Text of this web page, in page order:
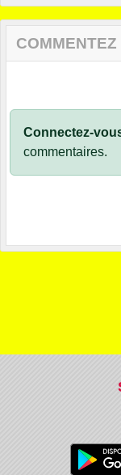
COMMENTEZ
Connectez-
commentaires.